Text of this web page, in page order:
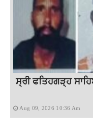
ਸ੍ਰੀ ਫਤਿਹਗੜ੍ਹ
Aug 09, 2026 10:36 Am